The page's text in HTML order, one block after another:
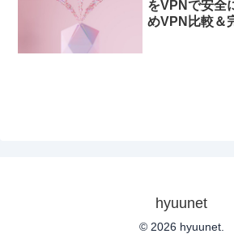
をVPNで安全
めVPN比較＆
hyuunet
© 2026 hyuunet.